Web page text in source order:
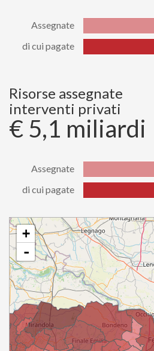
Assegnate
di cui pagate
pagate
779802437.92
Risorse assegnate
interventi privati
€ 5,1 miliardi
Assegnate
di cui pagate
Assegnate5080136687.21
di cui
pagate
4863099868.05
+
-